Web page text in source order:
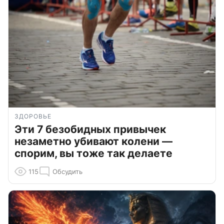
ЗДОРОВЬЕ
Эти 7 безобидных привычек
незаметно убивают колени —
спорим, вы тоже так делаете
115 Обсудить